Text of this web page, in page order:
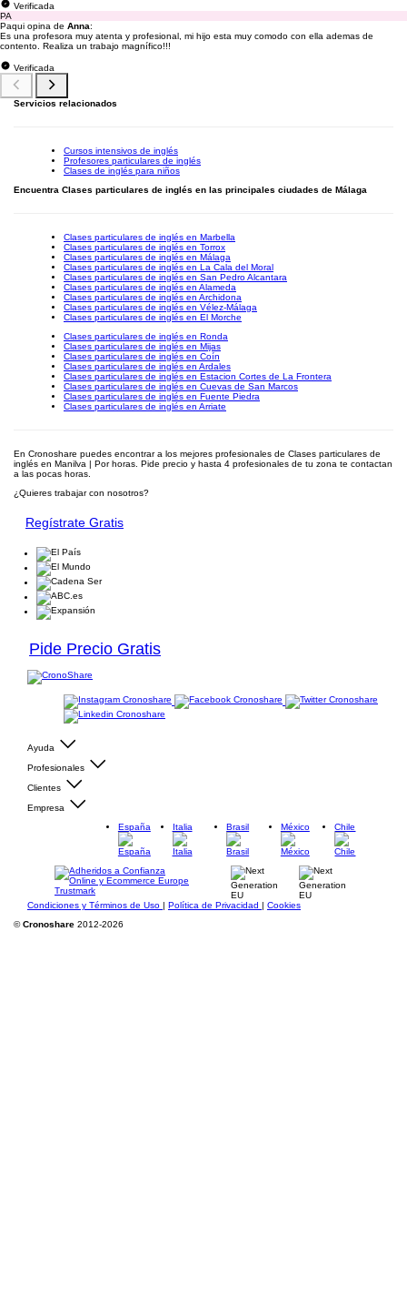
Verificada
PA
Paqui opina de Anna:
Es una profesora muy atenta y profesional, mi hijo esta muy comodo con ella ademas de
contento. Realiza un trabajo magnífico!!!
Verificada
Servicios relacionados
Cursos intensivos de inglés
Profesores particulares de inglés
Clases de inglés para niños
Encuentra Clases particulares de inglés en las principales ciudades de Málaga
Clases particulares de inglés en Marbella
Clases particulares de inglés en Torrox
Clases particulares de inglés en Málaga
Clases particulares de inglés en La Cala del Moral
Clases particulares de inglés en San Pedro Alcantara
Clases particulares de inglés en Alameda
Clases particulares de inglés en Archidona
Clases particulares de inglés en Vélez-Málaga
Clases particulares de inglés en El Morche
Clases particulares de inglés en Ronda
Clases particulares de inglés en Mijas
Clases particulares de inglés en Coín
Clases particulares de inglés en Ardales
Clases particulares de inglés en Estacion Cortes de La Frontera
Clases particulares de inglés en Cuevas de San Marcos
Clases particulares de inglés en Fuente Piedra
Clases particulares de inglés en Arriate
En Cronoshare puedes encontrar a los mejores profesionales de Clases particulares de
inglés en Manilva | Por horas. Pide precio y hasta 4 profesionales de tu zona te contactan
a las pocas horas.
¿Quieres trabajar con nosotros?
Regístrate Gratis
Pide Precio Gratis
Ayuda
Profesionales
Clientes
Empresa
España
Italia Brasil México Chile
Condiciones y Términos de Uso | Política de Privacidad | Cookies
©Cronoshare 2012-2026